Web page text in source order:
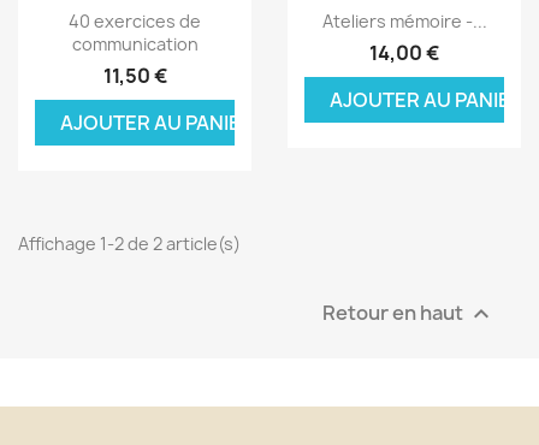
Aperçu rapide
40 exercices de
communication
11,50 €
AJOUTER AU PANIER
Aperçu rapide
Ateliers mémoire -...
14,00 €
AJOUTER AU PANIER
Affichage 1-2 de 2 article(s)
Retour en haut 